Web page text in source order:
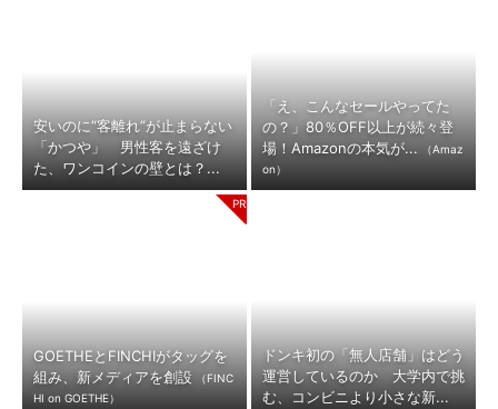
安いのに“客離れ”が止まらない
「かつや」 男性客を遠ざけ
た、ワンコインの壁とは？...
「え、こんなセールやってた
の？」80％OFF以上が続々登
場！Amazonの本気が...
（Amaz
on）
GOETHEとFINCHIがタッグを
組み、新メディアを創設
（FINC
HI on GOETHE）
ドンキ初の「無人店舗」はどう
運営しているのか 大学内で挑
む、コンビニより小さな新...